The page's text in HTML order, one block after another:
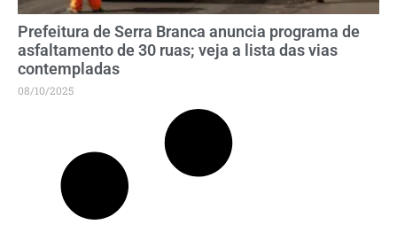
Prefeitura de Serra Branca anuncia programa de
asfaltamento de 30 ruas; veja a lista das vias
contempladas
08/10/2025